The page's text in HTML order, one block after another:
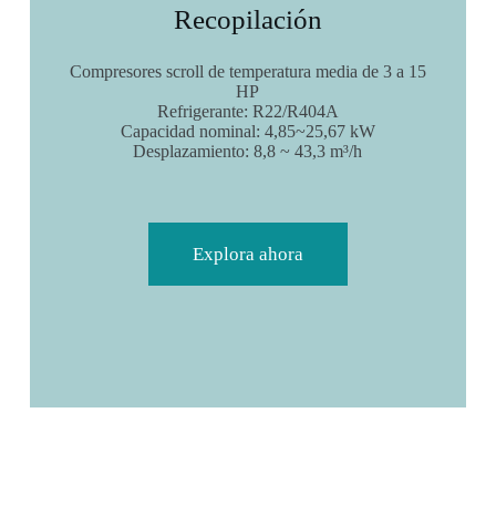
Recopilación
Compresores scroll de temperatura media de 3 a 15
HP
Refrigerante: R22/R404A
Capacidad nominal: 4,85~25,67 kW
Desplazamiento: 8,8 ~ 43,3 m³/h
Explora ahora